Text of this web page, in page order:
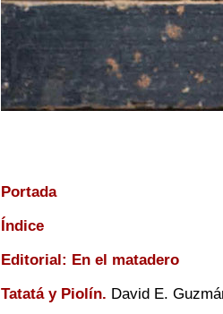
Portada
Índice
Editorial: En el matadero
Tatatá y Piolín. David E.